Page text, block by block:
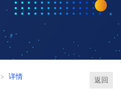
> 详情 返回